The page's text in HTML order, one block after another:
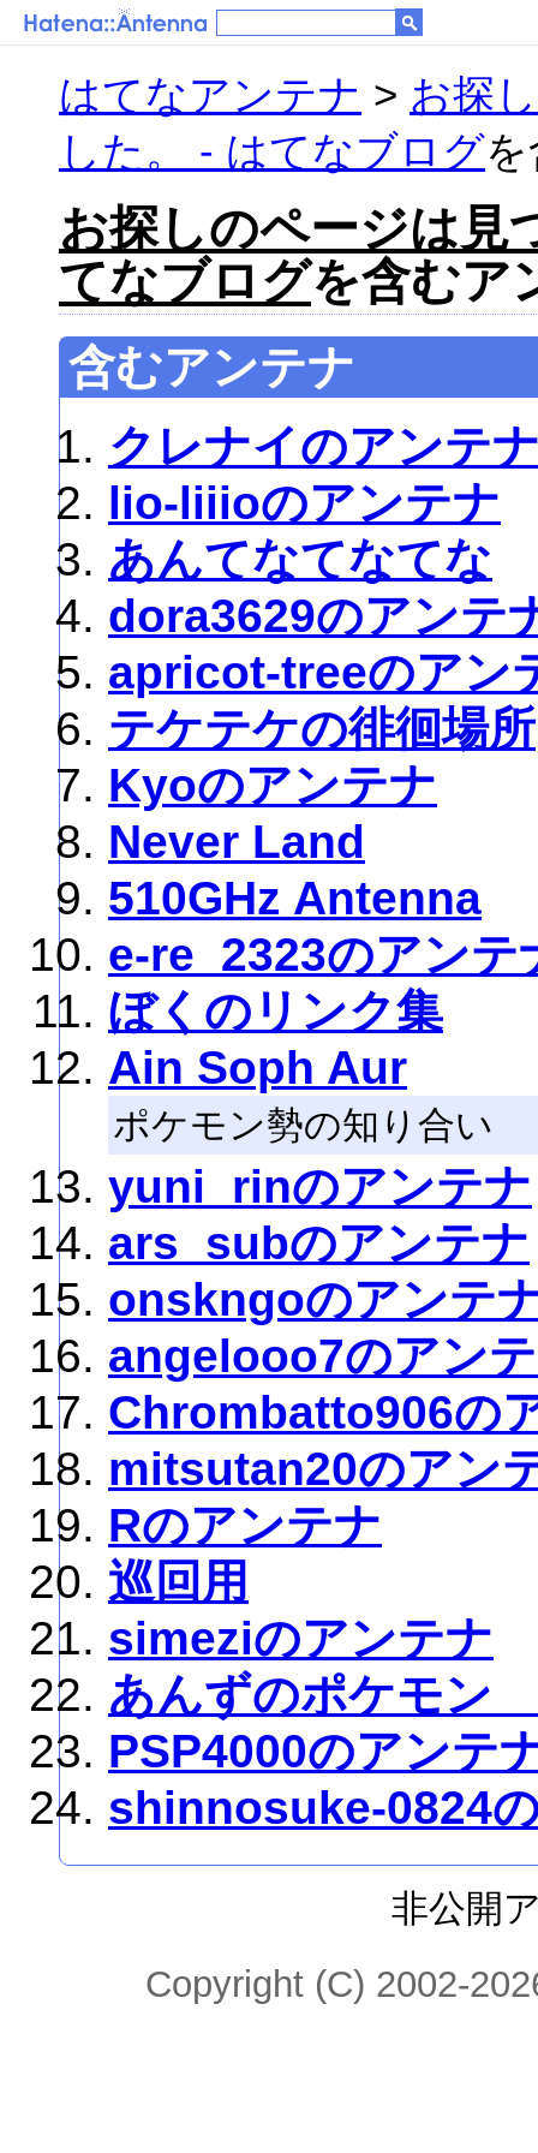
はてなアンテナ > お探
した。 - はてなブログ
お探しのページは見
てなブログを含むア
含むアンテナ
クレナイのアンテ
lio-liiioのアンテナ
あんてなてなてな
dora3629のアンテ
apricot-treeのアン
テケテケの徘徊場所
Kyoのアンテナ
Never Land
510GHz Antenna
e-re_2323のアンテ
ぼくのリンク集
Ain Soph Aur
ポケモン勢の知り合い
yuni_rinのアンテナ
ars_subのアンテナ
onskngoのアンテ
angelooo7のアン
Chrombatto906の
mitsutan20のアン
Rのアンテナ
巡回用
simeziのアンテナ
あんずのポケモン
PSP4000のアンテ
shinnosuke-0824
非公開
Copyright (C) 2002-